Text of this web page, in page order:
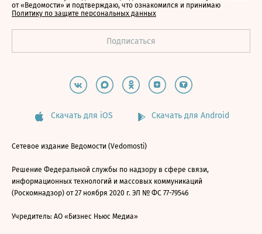
от «Ведомости» и подтверждаю, что ознакомился и принимаю
Политику по защите персональных данных
Скачать для iOS Скачать для Android
Сетевое издание Ведомости (Vedomosti)
Решение Федеральной службы по надзору в сфере связи,
информационных технологий и массовых коммуникаций
(Роскомнадзор) от 27 ноября 2020 г. ЭЛ № ФС 77-79546
Учредитель: АО «Бизнес Ньюс Медиа»